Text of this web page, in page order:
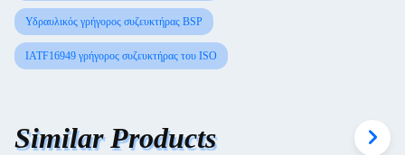
Υδραυλικός γρήγορος συζευκτήρας BSP
IATF16949 γρήγορος συζευκτήρας του ISO
Similar Products